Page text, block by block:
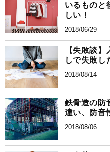
いるものと
しい！
2018/06/29
【失敗談
しで失敗し
2018/08/14
鉄骨造の防
違い、防音
2018/08/06